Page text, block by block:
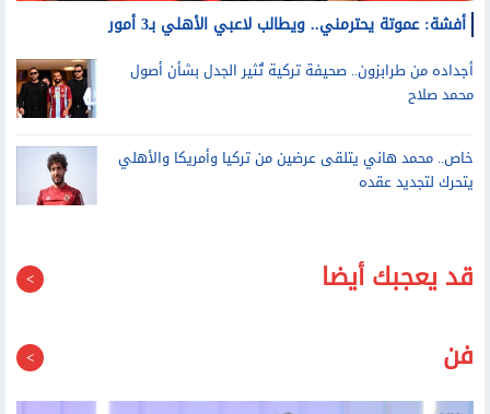
أفشة: عموتة يحترمني.. ويطالب لاعبي الأهلي بـ3 أمور
أجداده من طرابزون.. صحيفة تركية تُثير الجدل بشأن أصول
محمد صلاح
خاص.. محمد هاني يتلقى عرضين من تركيا وأمريكا والأهلي
يتحرك لتجديد عقده
قد يعجبك أيضا
فن